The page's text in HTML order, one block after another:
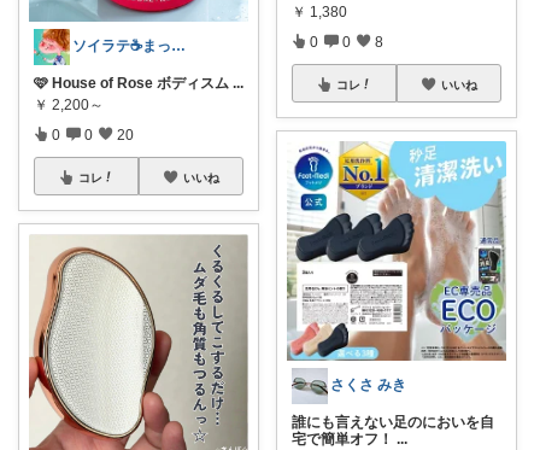
ソイラテ☕️まっすー暮らしを飾るROOM
🩷 House of Rose ボディスム ...
￥ 2,200～
0 0 20
コレ いいね
￥ 1,380
0 0 8
コレ いいね
さくさ みき
誰にも言えない足のにおいを自
宅で簡単オフ！ ...